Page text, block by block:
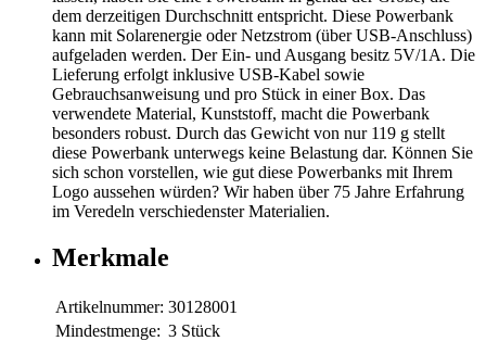
dem derzeitigen Durchschnitt entspricht. Diese Powerbank
kann mit Solarenergie oder Netzstrom (über USB-Anschluss)
aufgeladen werden. Der Ein- und Ausgang besitz 5V/1A. Die
Lieferung erfolgt inklusive USB-Kabel sowie
Gebrauchsanweisung und pro Stück in einer Box. Das
verwendete Material, Kunststoff, macht die Powerbank
besonders robust. Durch das Gewicht von nur 119 g stellt
diese Powerbank unterwegs keine Belastung dar. Können Sie
sich schon vorstellen, wie gut diese Powerbanks mit Ihrem
Logo aussehen würden? Wir haben über 75 Jahre Erfahrung
im Veredeln verschiedenster Materialien.
Merkmale
Artikelnummer: 30128001
Mindestmenge: 3 Stück